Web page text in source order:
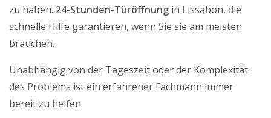
zu haben. 24-Stunden-Türöffnung in Lissabon, die
schnelle Hilfe garantieren, wenn Sie sie am meisten
brauchen.
Unabhängig von der Tageszeit oder der Komplexität
des Problems ist ein erfahrener Fachmann immer
bereit zu helfen.